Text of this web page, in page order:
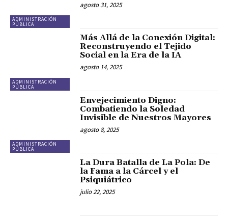
ADMINISTRACIÓN
PÚBLICA
agosto 31, 2025
ADMINISTRACIÓN
PÚBLICA
Más Allá de la Conexión Digital:
Reconstruyendo el Tejido
Social en la Era de la IA
agosto 14, 2025
ADMINISTRACIÓN
PÚBLICA
Envejecimiento Digno:
Combatiendo la Soledad
Invisible de Nuestros Mayores
agosto 8, 2025
La Dura Batalla de La Pola: De
la Fama a la Cárcel y el
Psiquiátrico
julio 22, 2025